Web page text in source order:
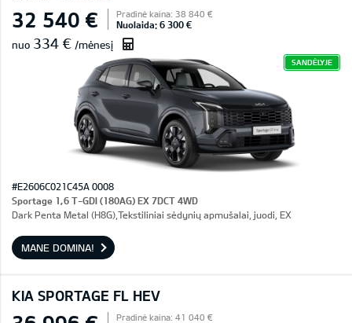
32 540 € Pradinė kaina: 38 840 €
Nuolaida: 6 300 €
nuo 334 € /mėnesį
SANDĖLYJE
#E2606C021C45A 0008
Sportage 1,6 T-GDI (180AG) EX 7DCT 4WD
Dark Penta Metal (H8G),Tekstiliniai sėdynių apmušalai, juodi, EX
MANE DOMINA!
KIA SPORTAGE FL HEV
Pradinė kaina: 41 040 €